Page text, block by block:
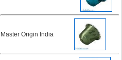
Master Origin India